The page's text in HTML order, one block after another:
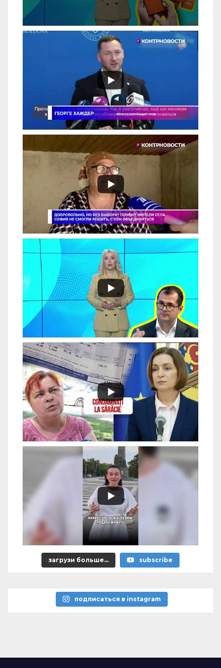
загрузи больше... subscribe
подписаться в instagram